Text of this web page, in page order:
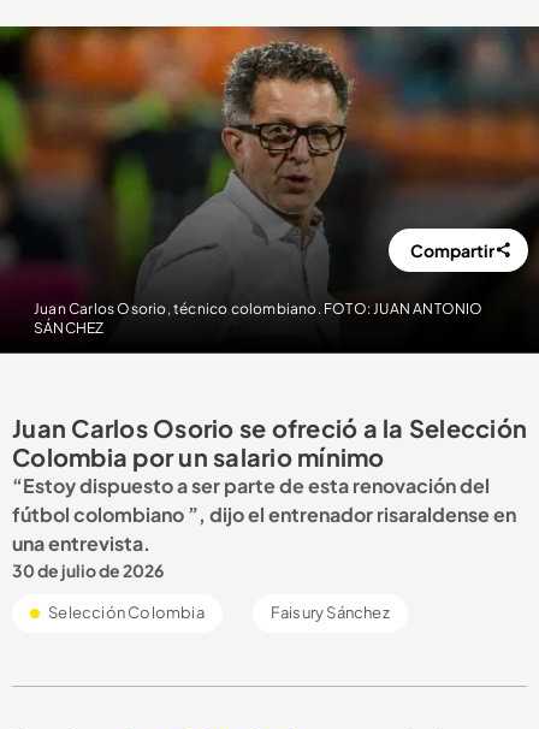
Juan Carlos Osorio, técnico colombiano. FOTO: JUAN ANTONIO
SÁNCHEZ
Compartir
Juan Carlos Osorio se ofreció a la Selección
Colombia por un salario mínimo
“Estoy dispuesto a ser parte de esta renovación del
fútbol colombiano ”, dijo el entrenador risaraldense en
una entrevista.
30 de julio de 2026
Selección Colombia Faisury Sánchez